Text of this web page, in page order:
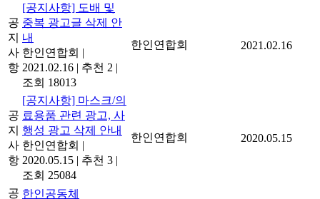
공
지
사
항
[공지사항] 도배 및
중복 광고글 삭제 안
내
한인연합회 |
2021.02.16 | 추천 2 |
조회 18013
한인연합회 2021.02.16
공
지
사
항
[공지사항] 마스크/의
료용품 관련 광고, 사
행성 광고 삭제 안내
한인연합회 |
2020.05.15 | 추천 3 |
조회 25084
한인연합회 2020.05.15
공 한인공동체